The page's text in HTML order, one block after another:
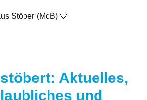
Stöber (MdB)💙
Aktuelles,
und